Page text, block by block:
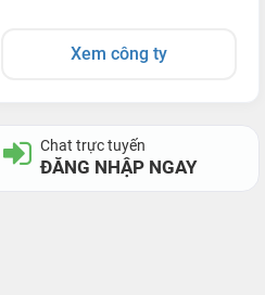
Xem công ty
Chat trực tuyến
ĐĂNG NHẬP NGAY